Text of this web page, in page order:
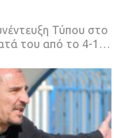
Τύπου στο
του από το 4-1…